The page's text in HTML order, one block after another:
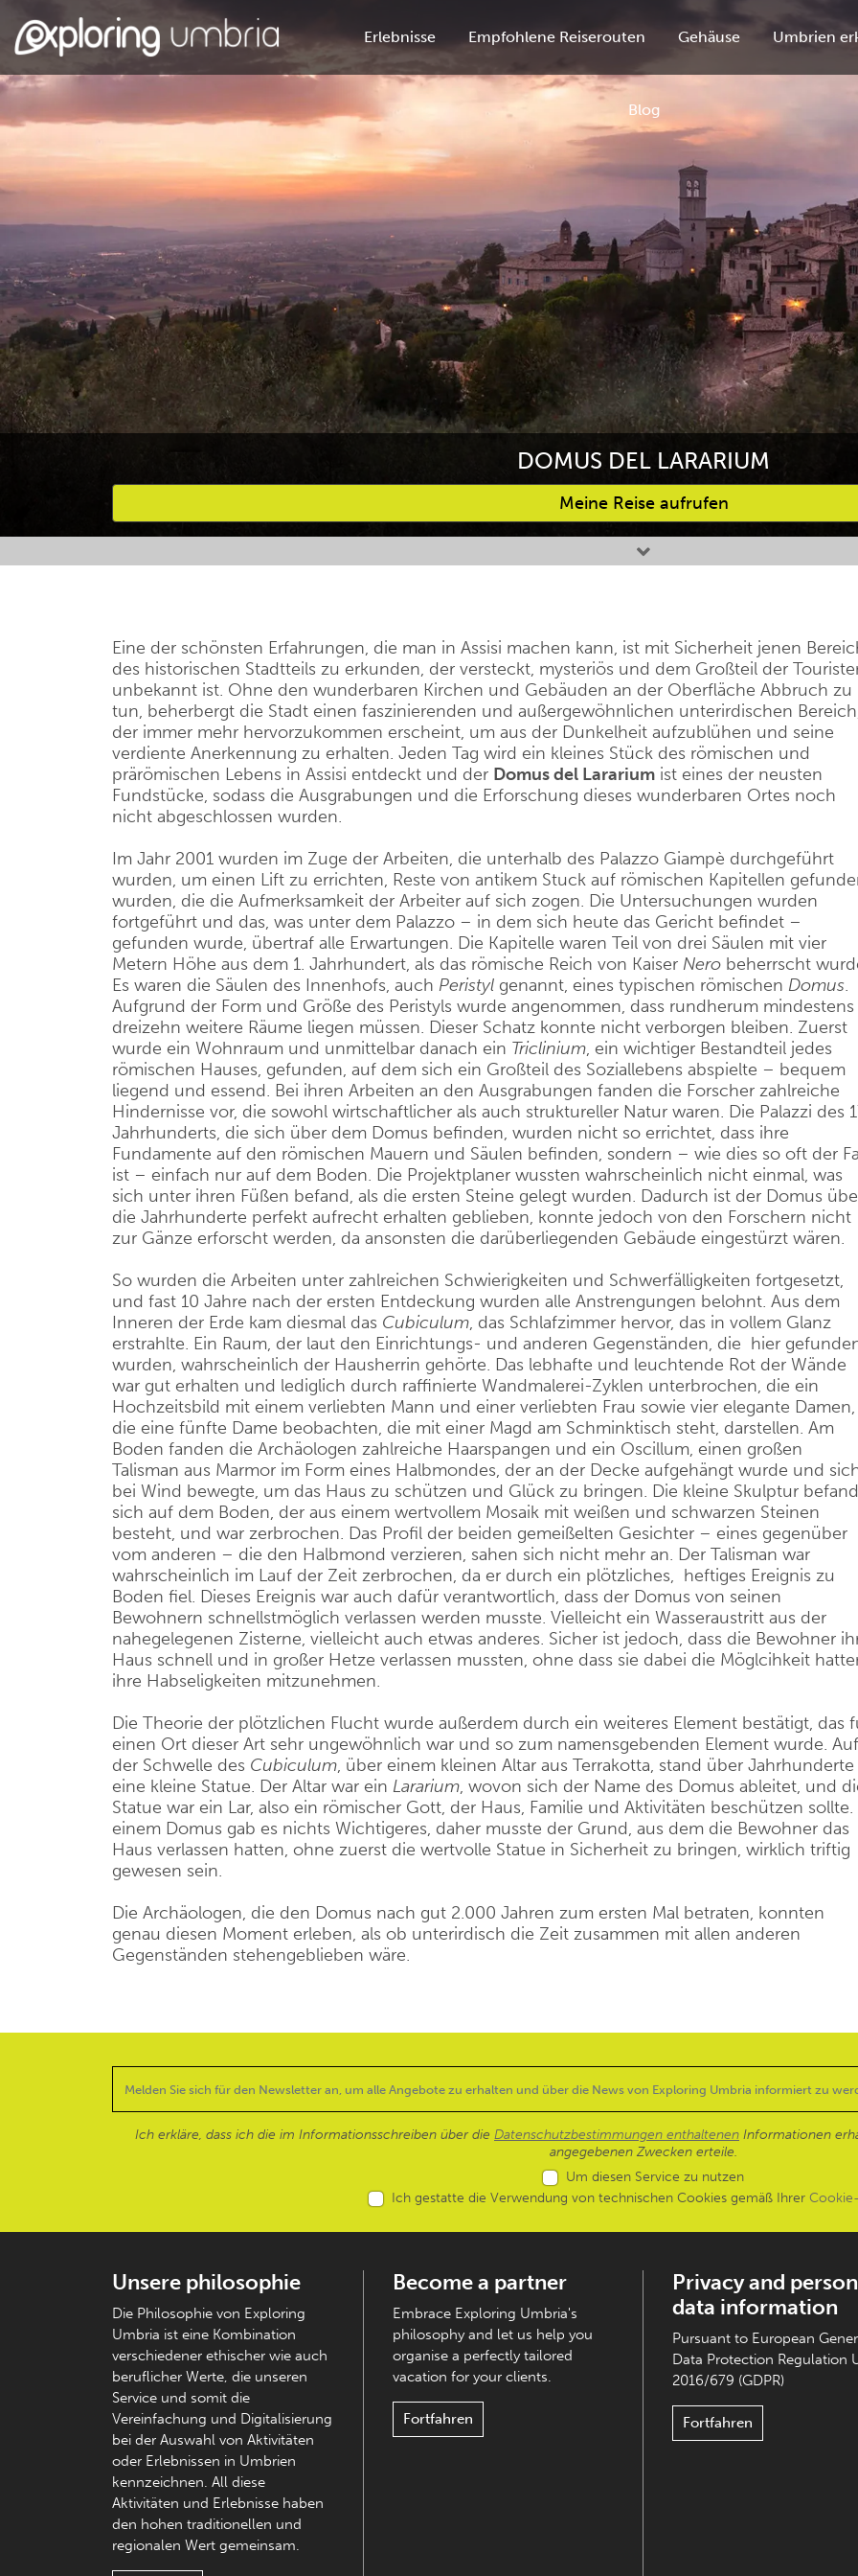
Erlebnisse Empfohlene Reiserouten Gehäuse Umbrien
Blog
DOMUS DEL LARARIUM
Meine Reise aufrufen
Bevorzugte Aktivitäten
Eine der schönsten Erfahrungen, die man in Assisi machen kann, ist mit Sicherheit jenen
des historischen Stadtteils zu erkunden, der versteckt, mysteriös und dem Großteil der
unbekannt ist. Ohne den wunderbaren Kirchen und Gebäuden an der Oberfläche Abbruch zu
tun, beherbergt die Stadt einen faszinierenden und außergewöhnlichen unterirdischen
der immer mehr hervorzukommen erscheint, um aus der Dunkelheit aufzublühen und seine
verdiente Anerkennung zu erhalten. Jeden Tag wird ein kleines Stück des römischen und
prärömischen Lebens in Assisi entdeckt und der Domus del Lararium ist eines der neusten
Fundstücke, sodass die Ausgrabungen und die Erforschung dieses wunderbaren Ortes noch
nicht abgeschlossen wurden.
Im Jahr 2001 wurden im Zuge der Arbeiten, die unterhalb des Palazzo Giampè durchgeführt
wurden, um einen Lift zu errichten, Reste von antikem Stuck auf römischen Kapitellen
wurden, die die Aufmerksamkeit der Arbeiter auf sich zogen. Die Untersuchungen wurden
fortgeführt und das, was unter dem Palazzo – in dem sich heute das Gericht befindet –
gefunden wurde, übertraf alle Erwartungen. Die Kapitelle waren Teil von drei Säulen mit vier
Metern Höhe aus dem 1. Jahrhundert, als das römische Reich von Kaiser Nero beherrscht
Es waren die Säulen des Innenhofs, auch Peristyl genannt, eines typischen römischen Domus.
Aufgrund der Form und Größe des Peristyls wurde angenommen, dass rundherum mindestens
dreizehn weitere Räume liegen müssen. Dieser Schatz konnte nicht verborgen bleiben. Zuerst
wurde ein Wohnraum und unmittelbar danach ein Triclinium, ein wichtiger Bestandteil jedes
römischen Hauses, gefunden, auf dem sich ein Großteil des Soziallebens abspielte – bequem
liegend und essend. Bei ihren Arbeiten an den Ausgrabungen fanden die Forscher zahlreiche
Hindernisse vor, die sowohl wirtschaftlicher als auch struktureller Natur waren. Die Palazzi des
Jahrhunderts, die sich über dem Domus befinden, wurden nicht so errichtet, dass ihre
Fundamente auf den römischen Mauern und Säulen befinden, sondern – wie dies so oft der
ist – einfach nur auf dem Boden. Die Projektplaner wussten wahrscheinlich nicht einmal, was
sich unter ihren Füßen befand, als die ersten Steine gelegt wurden. Dadurch ist der Domus
die Jahrhunderte perfekt aufrecht erhalten geblieben, konnte jedoch von den Forschern nicht
zur Gänze erforscht werden, da ansonsten die darüberliegenden Gebäude eingestürzt wären.
So wurden die Arbeiten unter zahlreichen Schwierigkeiten und Schwerfälligkeiten fortgesetzt,
und fast 10 Jahre nach der ersten Entdeckung wurden alle Anstrengungen belohnt. Aus dem
Inneren der Erde kam diesmal das Cubiculum, das Schlafzimmer hervor, das in vollem Glanz
erstrahlte. Ein Raum, der laut den Einrichtungs- und anderen Gegenständen, die hier
wurden, wahrscheinlich der Hausherrin gehörte. Das lebhafte und leuchtende Rot der Wände
war gut erhalten und lediglich durch raffinierte Wandmalerei-Zyklen unterbrochen, die ein
Hochzeitsbild mit einem verliebten Mann und einer verliebten Frau sowie vier elegante Damen,
die eine fünfte Dame beobachten, die mit einer Magd am Schminktisch steht, darstellen. Am
Boden fanden die Archäologen zahlreiche Haarspangen und ein Oscillum, einen großen
Talisman aus Marmor im Form eines Halbmondes, der an der Decke aufgehängt wurde und
bei Wind bewegte, um das Haus zu schützen und Glück zu bringen. Die kleine Skulptur befand
sich auf dem Boden, der aus einem wertvollem Mosaik mit weißen und schwarzen Steinen
besteht, und war zerbrochen. Das Profil der beiden gemeißelten Gesichter – eines gegenüber
vom anderen – die den Halbmond verzieren, sahen sich nicht mehr an. Der Talisman war
wahrscheinlich im Lauf der Zeit zerbrochen, da er durch ein plötzliches, heftiges Ereignis zu
Boden fiel. Dieses Ereignis war auch dafür verantwortlich, dass der Domus von seinen
Bewohnern schnellstmöglich verlassen werden musste. Vielleicht ein Wasseraustritt aus der
nahegelegenen Zisterne, vielleicht auch etwas anderes. Sicher ist jedoch, dass die Bewohner
Haus schnell und in großer Hetze verlassen mussten, ohne dass sie dabei die Möglcihkeit
ihre Habseligkeiten mitzunehmen.
Die Theorie der plötzlichen Flucht wurde außerdem durch ein weiteres Element bestätigt, das
einen Ort dieser Art sehr ungewöhnlich war und so zum namensgebenden Element wurde. Auf
der Schwelle des Cubiculum, über einem kleinen Altar aus Terrakotta, stand über Jahrhunderte
eine kleine Statue. Der Altar war ein Lararium, wovon sich der Name des Domus ableitet, und
Statue war ein Lar, also ein römischer Gott, der Haus, Familie und Aktivitäten beschützen sollte.
einem Domus gab es nichts Wichtigeres, daher musste der Grund, aus dem die Bewohner das
Haus verlassen hatten, ohne zuerst die wertvolle Statue in Sicherheit zu bringen, wirklich triftig
gewesen sein.
Die Archäologen, die den Domus nach gut 2.000 Jahren zum ersten Mal betraten, konnten
genau diesen Moment erleben, als ob unterirdisch die Zeit zusammen mit allen anderen
Gegenständen stehengeblieben wäre.
Ich erkläre, dass ich die im Informationsschreiben über die Datenschutzbestimmungen enthaltenen Informationen
angegebenen Zwecken erteile.
Um diesen Service zu nutzen
Ich gestatte die Verwendung von technischen Cookies gemäß Ihrer
Unsere philosophie
Die Philosophie von Exploring
Umbria ist eine Kombination
verschiedener ethischer wie auch
beruflicher Werte, die unseren
Service und somit die
Vereinfachung und Digitalisierung
bei der Auswahl von Aktivitäten
oder Erlebnissen in Umbrien
kennzeichnen. All diese
Aktivitäten und Erlebnisse haben
den hohen traditionellen und
regionalen Wert gemeinsam.
Become a partner
Embrace Exploring Umbria's
philosophy and let us help you
organise a perfectly tailored
vacation for your clients.
Fortfahren
Privacy and
data information
Pursuant to European
Data Protection Regulation
2016/679 (GDPR)
Fortfahren